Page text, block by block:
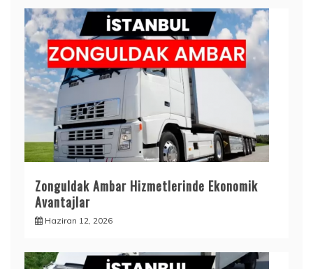
Zonguldak Ambar Hizmetlerinde Ekonomik
Avantajlar
Haziran 12, 2026